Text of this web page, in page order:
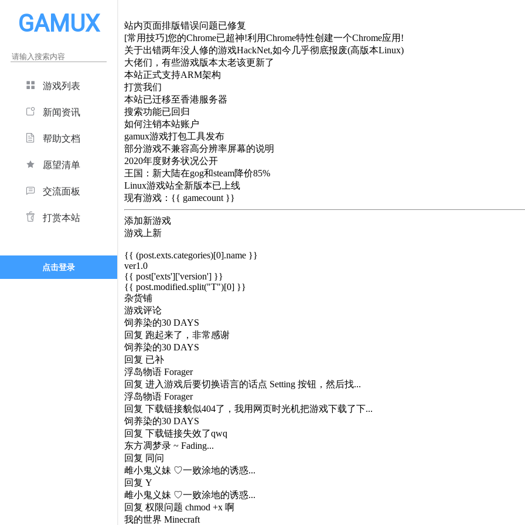
GAMUX
游戏列表
新闻资讯
帮助文档
愿望清单
交流面板
打赏本站
点击登录
站内页面排版错误问题已修复
[常用技巧]您的Chrome已超神!利用Chrome特性创建一个Chrome应用!
关于出错两年没人修的游戏HackNet,如今几乎彻底报废(高版本Linux)
大佬们，有些游戏版本太老该更新了
本站正式支持ARM架构
打赏我们
本站已迁移至香港服务器
搜索功能已回归
如何注销本站账户
gamux游戏打包工具发布
部分游戏不兼容高分辨率屏幕的说明
2020年度财务状况公开
王国：新大陆在gog和steam降价85%
Linux游戏站全新版本已上线
现有游戏：{{ gamecount }}
添加新游戏
游戏上新
{{ (post.exts.categories)[0].name }}
ver1.0
{{ post['exts']['version'] }}
{{ post.modified.split("T")[0] }}
杂货铺
游戏评论
饲养染的30 DAYS
回复 跑起来了，非常感谢
饲养染的30 DAYS
回复 已补
浮岛物语 Forager
回复 进入游戏后要切换语言的话点 Setting 按钮，然后找...
浮岛物语 Forager
回复 下载链接貌似404了，我用网页时光机把游戏下载了下...
饲养染的30 DAYS
回复 下载链接失效了qwq
东方凋梦录 ~ Fading...
回复 同问
雌小鬼义妹 ♡一败涂地的诱惑...
回复 Y
雌小鬼义妹 ♡一败涂地的诱惑...
回复 权限问题 chmod +x 啊
我的世界 Minecraft